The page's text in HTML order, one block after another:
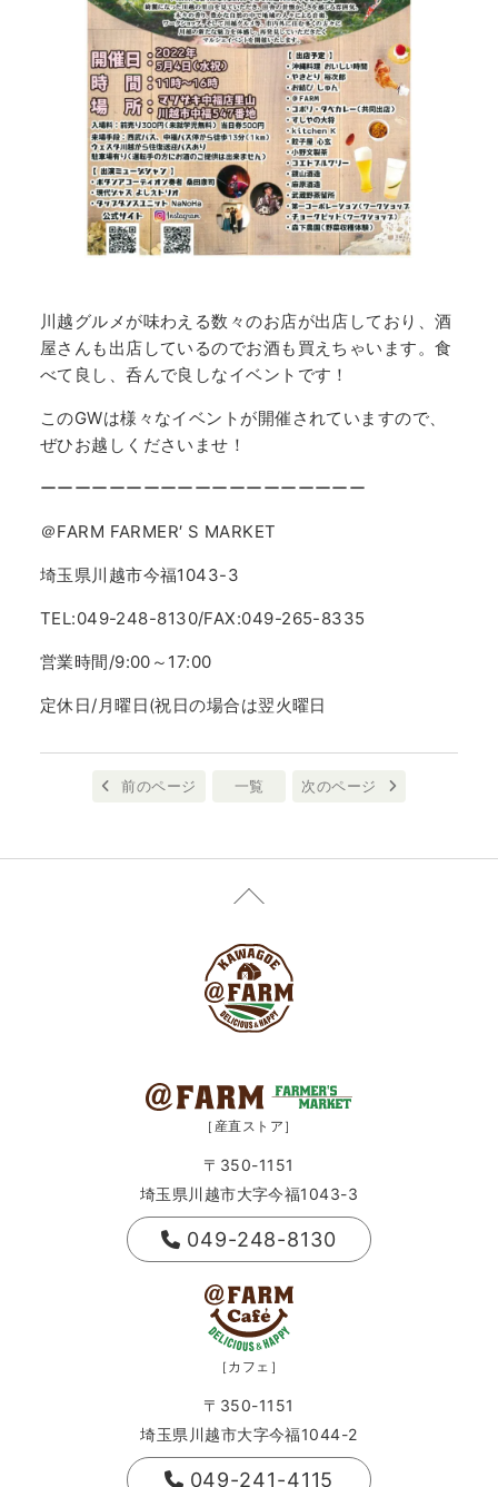
川越グルメが味わえる数々のお店が出店しており、酒
屋さんも出店しているのでお酒も買えちゃいます。食
べて良し、呑んで良しなイベントです！
このGWは様々なイベントが開催されていますので、
ぜひお越しくださいませ！
ーーーーーーーーーーーーーーーーーーー
＠FARM FARMER′ S MARKET
埼玉県川越市今福1043-3
TEL:049-248-8130/FAX:049-265-8335
営業時間/9:00～17:00
定休日/月曜日(祝日の場合は翌火曜日
前のページ 一覧 次のページ
［産直ストア］
〒350-1151
埼玉県川越市大字今福1043-3
049-248-8130
［カフェ］
〒350-1151
埼玉県川越市大字今福1044-2
049-241-4115